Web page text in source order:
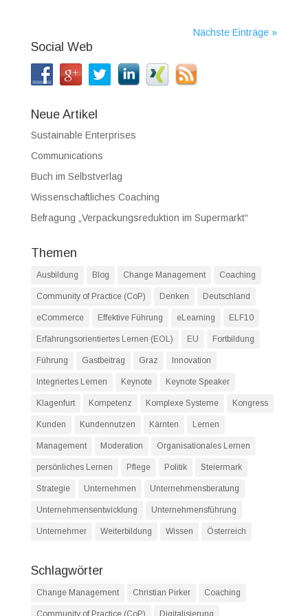
Nächste Einträge »
Social Web
Neue Artikel
Sustainable Enterprises
Communications
Buch im Selbstverlag
Wissenschaftliches Coaching
Befragung „Verpackungsreduktion im Supermarkt“
Themen
Ausbildung Blog Change Management Coaching
Community of Practice (CoP) Denken Deutschland
eCommerce Effektive Führung eLearning ELF10
Erfahrungsorientiertes Lernen (EOL) EU Fortbildung
Führung Gastbeitrag Graz Innovation
Integriertes Lernen Keynote Keynote Speaker
Klagenfurt Kompetenz Komplexe Systeme Kongress
Kunden Kundennutzen Kärnten Lernen
Management Moderation Organisationales Lernen
persönliches Lernen Pflege Politik Steiermark
Strategie Unternehmen Unternehmensberatung
Unternehmensentwicklung Unternehmensführung
Unternehmer Weiterbildung Wissen Österreich
Schlagwörter
Change Management Christian Pirker Coaching